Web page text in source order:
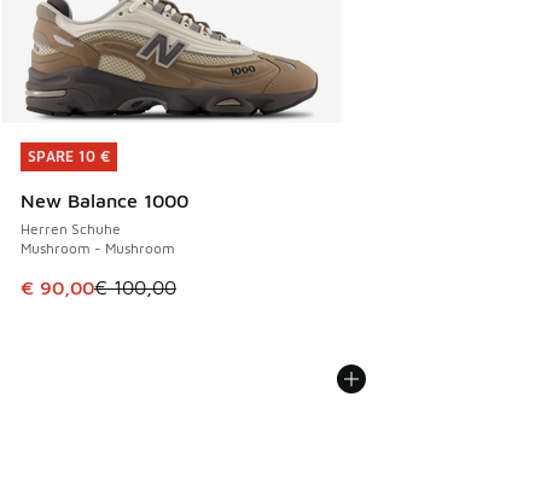
SPARE 10 €
New Balance 1000
Herren Schuhe
Mushroom - Mushroom
Dieser Artikel ist im Sale. Der Preis ist von € 100,00 auf
€ 90,00€ 100,00
SPARE 10 €